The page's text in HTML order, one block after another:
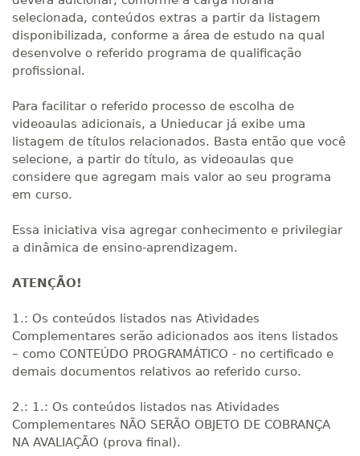
selecionada, conteúdos extras a partir da listagem
disponibilizada, conforme a área de estudo na qual
desenvolve o referido programa de qualificação
profissional.
Para facilitar o referido processo de escolha de
videoaulas adicionais, a Unieducar já exibe uma
listagem de títulos relacionados. Basta então que você
selecione, a partir do título, as videoaulas que
considere que agregam mais valor ao seu programa
em curso.
Essa iniciativa visa agregar conhecimento e privilegiar
a dinâmica de ensino-aprendizagem.
ATENÇÃO!
1.: Os conteúdos listados nas Atividades
Complementares serão adicionados aos itens listados
– como CONTEÚDO PROGRAMÁTICO - no certificado e
demais documentos relativos ao referido curso.
2.: 1.: Os conteúdos listados nas Atividades
Complementares NÃO SERÃO OBJETO DE COBRANÇA
NA AVALIAÇÃO (prova final).